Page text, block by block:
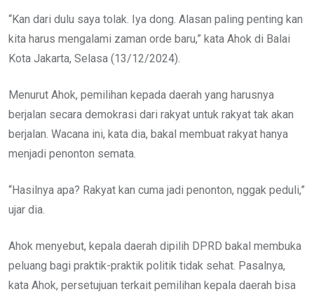
“Kan dari dulu saya tolak. Iya dong. Alasan paling penting kan
kita harus mengalami zaman orde baru,” kata Ahok di Balai
Kota Jakarta, Selasa (13/12/2024).
Menurut Ahok, pemilihan kepada daerah yang harusnya
berjalan secara demokrasi dari rakyat untuk rakyat tak akan
berjalan. Wacana ini, kata dia, bakal membuat rakyat hanya
menjadi penonton semata.
“Hasilnya apa? Rakyat kan cuma jadi penonton, nggak peduli,”
ujar dia.
Ahok menyebut, kepala daerah dipilih DPRD bakal membuka
peluang bagi praktik-praktik politik tidak sehat. Pasalnya,
kata Ahok, persetujuan terkait pemilihan kepala daerah bisa